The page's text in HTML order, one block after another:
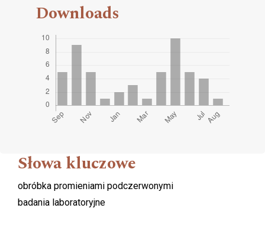
Downloads
Słowa kluczowe
obróbka promieniami podczerwonymi
badania laboratoryjne